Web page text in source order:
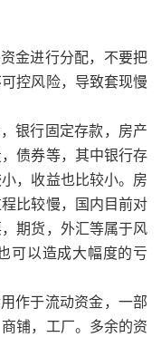
金进行分配，不要把
控风险，导致套现慢
银行固定存款，房产
债券等，其中银行存
，收益也比较小。房
比较慢，国内目前对
期货，外汇等属于风
可以造成大幅度的亏
作于流动资金，一部
铺，工厂。多余的资